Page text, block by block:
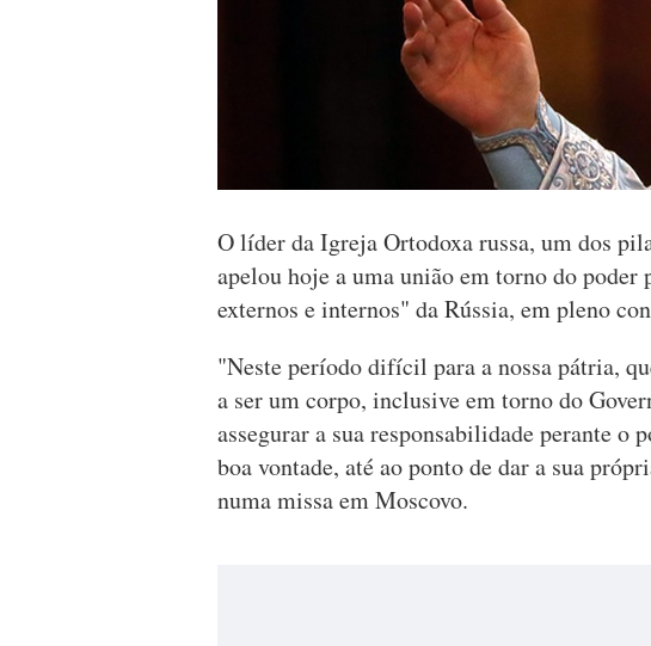
O líder da Igreja Ortodoxa russa, um dos
apelou hoje a uma união em torno do
externos e internos" da Rússia, em pleno
"Neste período difícil para a nossa pátria,
a ser um corpo, inclusive em torno do
assegurar a sua responsabilidade perante o
boa vontade, até ao ponto de dar a sua
numa missa em Moscovo.